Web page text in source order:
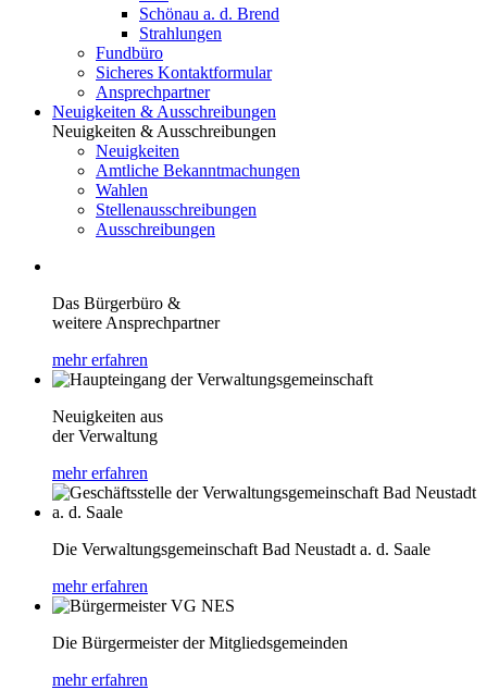
Schönau a. d. Brend
Strahlungen
Fundbüro
Sicheres Kontaktformular
Ansprechpartner
Neuigkeiten & Ausschreibungen
Neuigkeiten & Ausschreibungen
Neuigkeiten
Amtliche Bekanntmachungen
Wahlen
Stellenausschreibungen
Ausschreibungen
Das Bürgerbüro &
weitere Ansprechpartner
mehr erfahren
Neuigkeiten aus
der Verwaltung
mehr erfahren
Die Verwaltungsgemeinschaft Bad Neustadt a. d. Saale
mehr erfahren
Die Bürgermeister der Mitgliedsgemeinden
mehr erfahren